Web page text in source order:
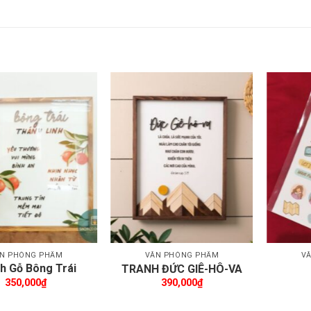
Thêm wishlist
PHÒNG PHẨM
Gỗ Bông Trái
Thánh Linh
350,000₫
Thêm wishlist
VĂN PHÒNG PHẨM
TRANH ĐỨC GIÊ-HÔ-VA
390,000₫